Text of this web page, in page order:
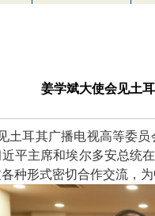
姜学斌大使会见土
土耳其广播电视高等委
平主席和埃尔多安总统
种形式密切合作交流，